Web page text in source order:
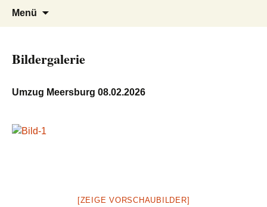
Narrenzunft Schotterwlder Berg
Berg auf – Berg ab
Menü
Bildergalerie
Umzug Meersburg 08.02.2026
[ZEIGE VORSCHAUBILDER]